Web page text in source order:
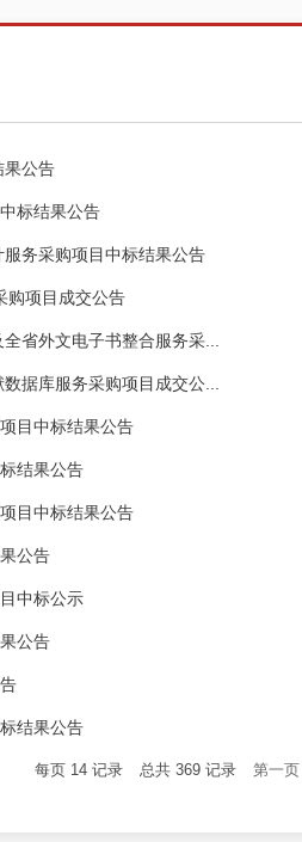
果公告
标结果公告
务采购项目中标结果公告
购项目成交公告
省外文电子书整合服务采...
据库服务采购项目成交公...
目中标结果公告
结果公告
目中标结果公告
公告
中标公示
公告
结果公告
每页 14 记录 总共 369 记录 第一页